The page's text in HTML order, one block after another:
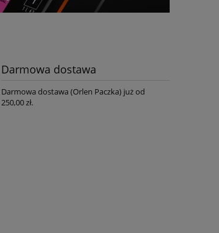
Darmowa dostawa
Darmowa dostawa (Orlen Paczka) już od
250,00 zł.